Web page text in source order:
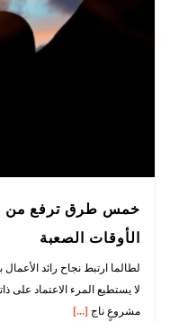
خمس طرق ترفع من
الأوقات الصعبة
لطالما ارتبط نجاح رائد
لا يستطيع المرء الاعتماد على
مشروعٍ ناج [...]